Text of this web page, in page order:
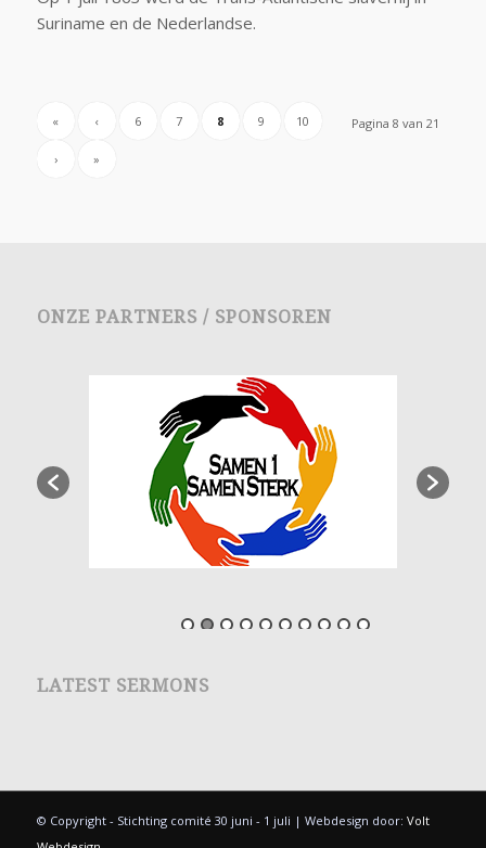
Suriname en de Nederlandse.
Pagina 8 van 21
« ‹ 6 7 8 9 10
› »
ONZE PARTNERS / SPONSOREN
LATEST SERMONS
© Copyright - Stichting comité 30 juni - 1 juli | Webdesign door: Volt